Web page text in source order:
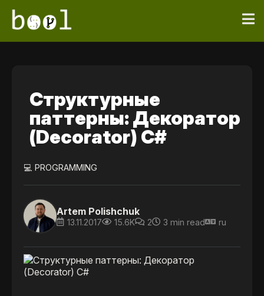
Структурные
паттерны: Декоратор
(Decorator) C#
💻 PROGRAMMING
Artem Polishchuk
13.11.2017 15.6K 2 3 min read ru